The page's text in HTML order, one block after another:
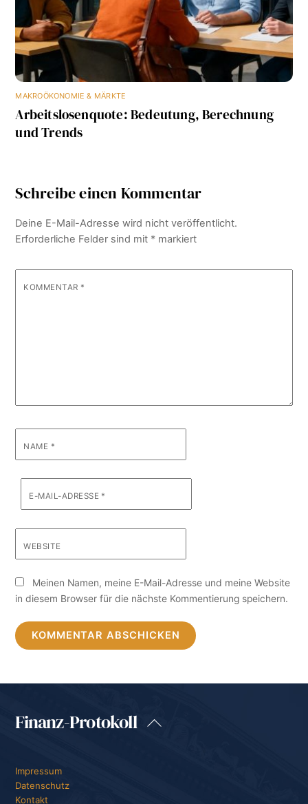
MAKROÖKONOMIE & MÄRKTE
Arbeitslosenquote: Bedeutung, Berechnung
und Trends
Schreibe einen Kommentar
Deine E-Mail-Adresse wird nicht veröffentlicht.
Erforderliche Felder sind mit * markiert
KOMMENTAR *
NAME *
E-MAIL-ADRESSE *
WEBSITE
Meinen Namen, meine E-Mail-Adresse und meine Website
in diesem Browser für die nächste Kommentierung speichern.
Back
Finanz-Protokoll
Impressum
Datenschutz
Kontakt